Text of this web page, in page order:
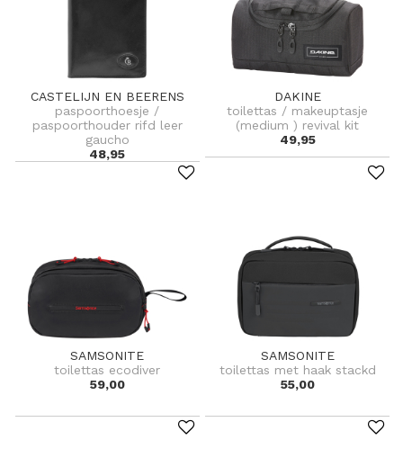
CASTELIJN EN BEERENS
paspoorthoesje /
paspoorthouder rifd leer
gaucho
48,95
DAKINE
toilettas / makeuptasje
(medium ) revival kit
49,95
SAMSONITE
toilettas ecodiver
59,00
SAMSONITE
toilettas met haak stackd
55,00